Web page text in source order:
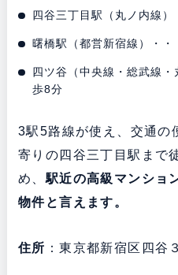
四谷三丁目駅（丸ノ内線）
曙橋駅（都営新宿線）・・
四ツ谷（中央線・総武線
歩8分
3駅5路線が使え、交通の
寄りの四谷三丁目駅まで
め、駅近の高級マンショ
物件と言えます。
住所 ：東京都新宿区四谷